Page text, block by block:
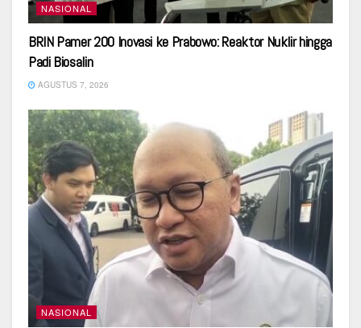
NASIONAL
BRIN Pamer 200 Inovasi ke Prabowo: Reaktor Nuklir hingga
Padi Biosalin
AGUSTUS 7, 2026
NASIONAL